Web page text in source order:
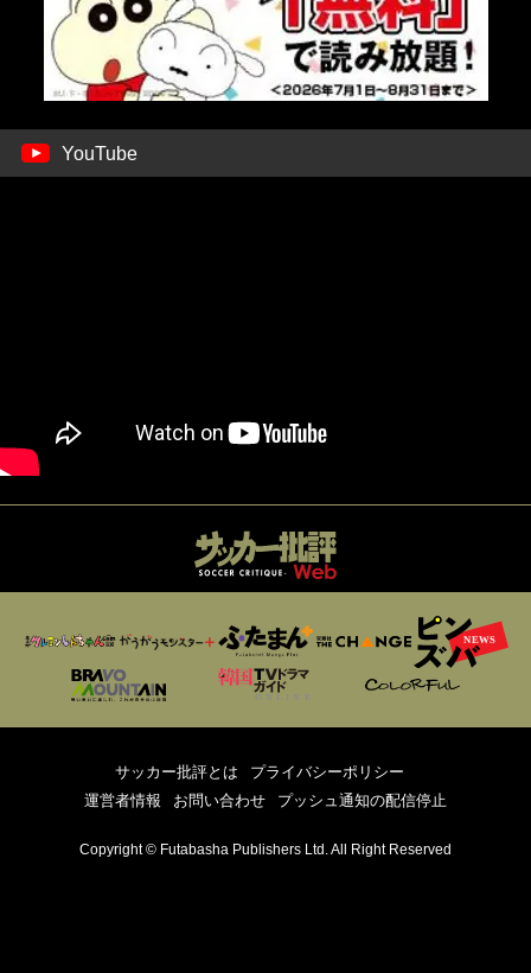
YouTube
サッカー批評とは
プライバシーポリシー
運営者情報
お問い合わせ プッシュ通知の配信停止
Copyright © Futabasha Publishers Ltd. All Right Reserved